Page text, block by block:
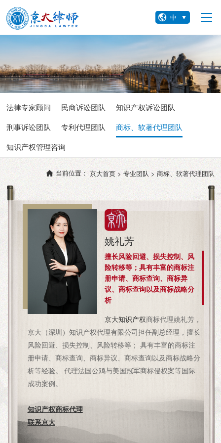
中
法律专家顾问 民商诉讼团队
知识产权诉讼团队
刑事诉讼团队
专利代理团队
商标、软著代理团队
知识产权管理咨询
当前位置： 京大首页 > 专业团队 > 商标、软著代理团队
姚礼芳
擅长风险回避、损失控制、风
险转移等；具有丰富的商标注
册申请、商标查询、商标异
议、商标查询以及商标战略分
析
京大知识产权商标代理姚礼芳，
京大（深圳）知识产权代理有限公司担任副总经理，擅长
风险回避、损失控制、风险转移等； 具有丰富的商标注
册申请、商标查询、商标异议、商标查询以及商标战略分
析等经验。 代理法国公鸡与美国冠军商标侵权案等国际
成功案例。
知识产权商标代理
联系京大